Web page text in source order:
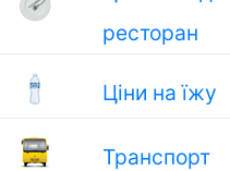
ресторан
Ціни на їжу
Транспорт